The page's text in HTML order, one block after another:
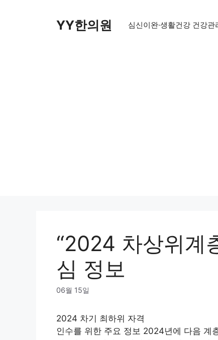
YY한의원 심신이완·생활건강 건강관
“2024 차상위계
심 정보
06월 15일
2024 차기 최하위 자격
인수를 위한 주요 정보 2024년에 다음 계